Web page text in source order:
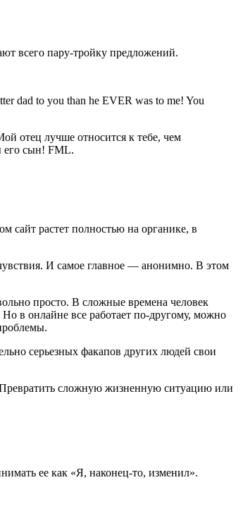
всего пару-тройку предложений.
dad to you than he EVER was to me! You
отец лучше относится к тебе, чем
его сын! FML.
сайт растет полностью на органике, в
И самое главное — анонимно. В этом
просто. В сложные времена человек
в онлайне все работает по-другому, можно
серьезных факапов других людей свои
сложную жизненную ситуацию или
ее как «Я, наконец-то, изменил».